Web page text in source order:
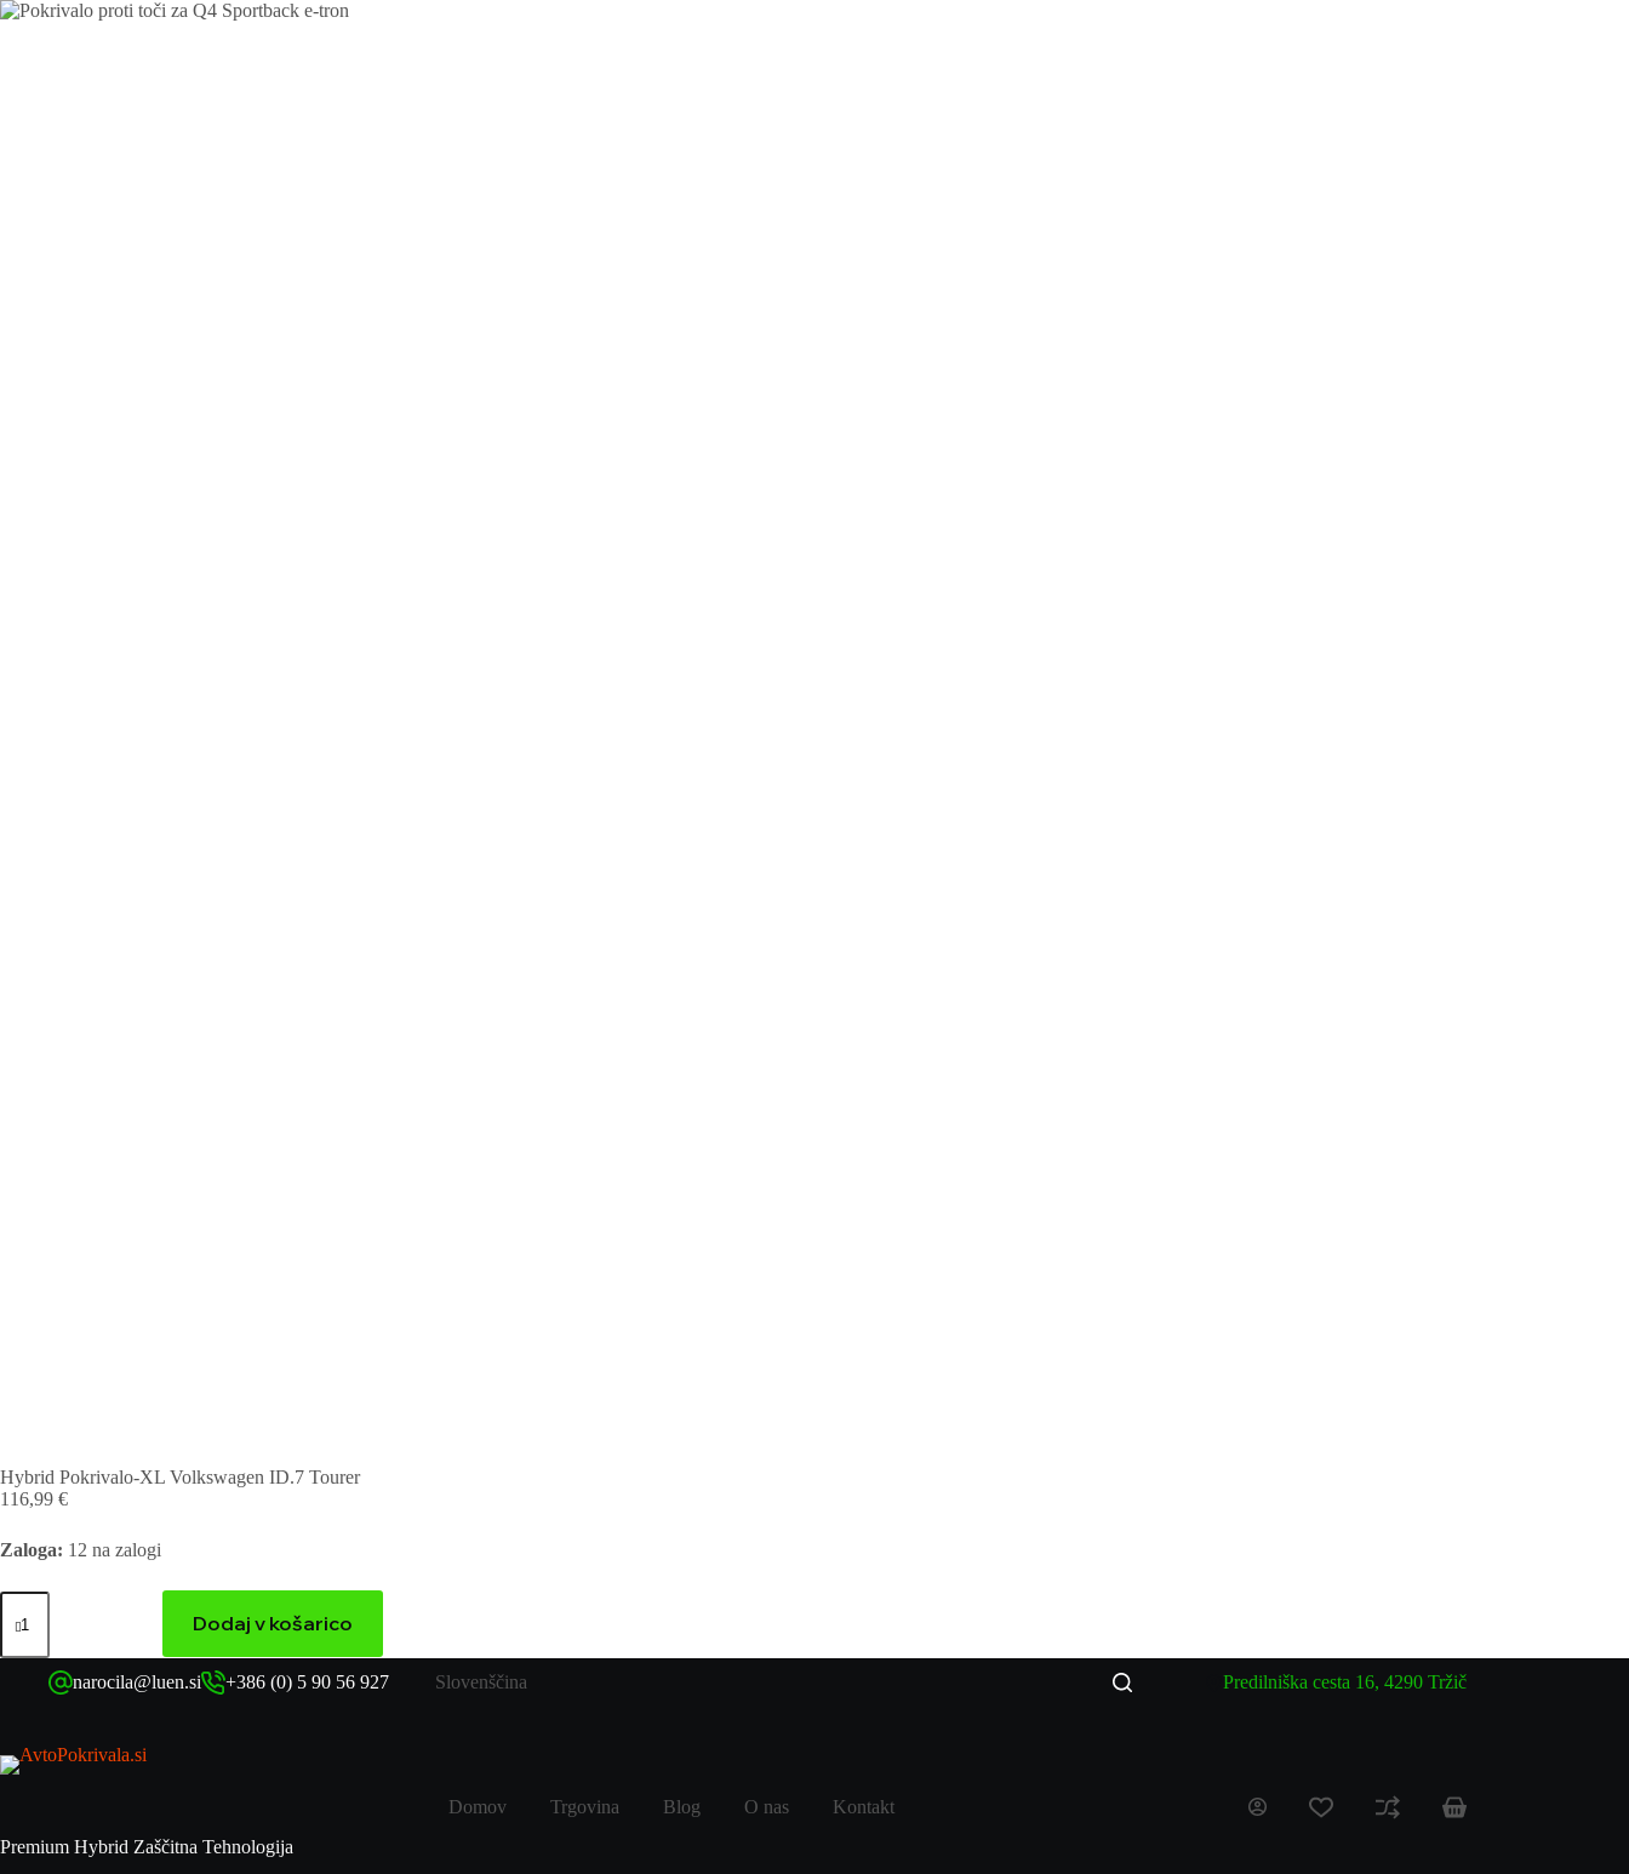
Hybrid Pokrivalo-XL Volkswagen ID.7 Tourer
116,99 €
Zaloga: 12 na zalogi
Dodaj v košarico
narocila@luen.si +386 (0) 5 90 56 927 Slovenščina Predilniška cesta 16, 4290 Tržič
Premium Hybrid Zaščitna Tehnologija
Domov Trgovina Blog O nas Kontakt